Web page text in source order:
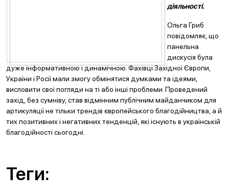
діяльності.
Ольга Гриб
повідомляє, що
панельна
дискусія була
дуже інформативною і динамічною. Фахівці Західної Європи,
України і Росії мали змогу обмінятися думками та ідеями,
висловити свої погляди на ті або інші проблеми. Проведений
захід, без сумніву, став відмінним публічним майданчиком для
артикуляції не тільки трендів європейського благодійництва, а й
тих позитивних і негативних тенденцій, які існують в українській
благодійності сьогодні.
Теги: